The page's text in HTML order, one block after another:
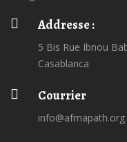
Addresse :
5 Bis Rue Ibnou
Casablanca
Courrier
info@afmapath.org